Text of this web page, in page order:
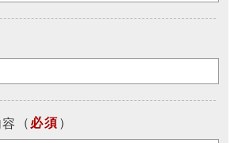
（ 必須 ）